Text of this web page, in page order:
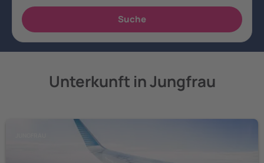
Unterkunft in Jungfrau